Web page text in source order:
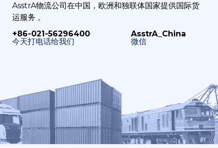
AsstrA物流公司在中国，欧洲和独联体国家提供国际货
运服务 。
+86-021-56296400
今天打电话给我们
AsstrA_China
微信